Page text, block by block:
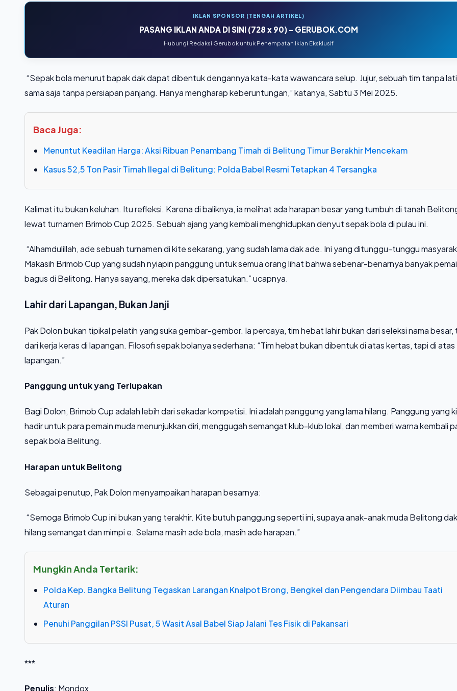
IKLAN SPONSOR (TENGAH ARTIKEL)
PASANG IKLAN ANDA DI SINI (728 x 90) - GERUBOK.COM
Hubungi Redaksi Gerubok untuk Penempatan Iklan Eksklusif
“Sepak bola menurut bapak dak dapat dibentuk dengannya kata-kata wawancara selup. Jujur, sebuah tim tanpa
sama saja tanpa persiapan panjang. Hanya mengharap keberuntungan,” katanya, Sabtu 3 Mei 2025.
Baca Juga:
Menuntut Keadilan Harga: Aksi Ribuan Penambang Timah di Belitung Timur Berakhir Mencekam
Kasus 52,5 Ton Pasir Timah Ilegal di Belitung: Polda Babel Resmi Tetapkan 4 Tersangka
Kalimat itu bukan keluhan. Itu refleksi. Karena di baliknya, ia melihat ada harapan besar yang tumbuh di tanah
lewat turnamen Brimob Cup 2025. Sebuah ajang yang kembali menghidupkan denyut sepak bola di pulau ini.
“Alhamdulillah, ade sebuah turnamen di kite sekarang, yang sudah lama dak ade. Ini yang ditunggu-tunggu
Makasih Brimob Cup yang sudah nyiapin panggung untuk semua orang lihat bahwa sebenar-benarnya banyak
bagus di Belitong. Hanya sayang, mereka dak dipersatukan.” ucapnya.
Lahir dari Lapangan, Bukan Janji
Pak Dolon bukan tipikal pelatih yang suka gembar-gembor. Ia percaya, tim hebat lahir bukan dari seleksi nama besar,
dari kerja keras di lapangan. Filosofi sepak bolanya sederhana: “Tim hebat bukan dibentuk di atas kertas, tapi di atas
lapangan.”
Panggung untuk yang Terlupakan
Bagi Dolon, Brimob Cup adalah lebih dari sekadar kompetisi. Ini adalah panggung yang lama hilang. Panggung yang
hadir untuk para pemain muda menunjukkan diri, menggugah semangat klub-klub lokal, dan memberi warna kembali
sepak bola Belitung.
Harapan untuk Belitong
Sebagai penutup, Pak Dolon menyampaikan harapan besarnya:
“Semoga Brimob Cup ini bukan yang terakhir. Kite butuh panggung seperti ini, supaya anak-anak muda Belitong dak
hilang semangat dan mimpi e. Selama masih ade bola, masih ade harapan.”
Mungkin Anda Tertarik:
Polda Kep. Bangka Belitung Tegaskan Larangan Knalpot Brong, Bengkel dan Pengendara Diimbau Taati
Aturan
Penuhi Panggilan PSSI Pusat, 5 Wasit Asal Babel Siap Jalani Tes Fisik di Pakansari
***
Penulis: Mondox